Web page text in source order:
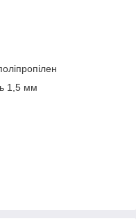
1,5 мм